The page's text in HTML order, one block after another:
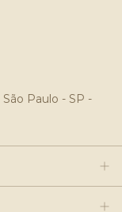
São Paulo - SP -